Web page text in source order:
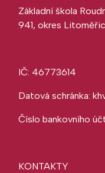
Základní škola
941, okres
IČ: 46773614
Datová schránka:
Číslo bankovního
KONTAKTY